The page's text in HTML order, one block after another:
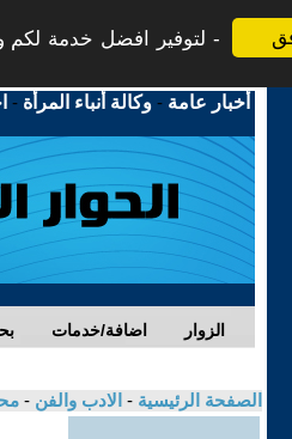
لتوفير افضل خدمة لكم
أخبار عامة -وكالة أنباء المرأة -
اضافة/خدمات الزوار
الصفحة الرئيسية - الادب والفن -